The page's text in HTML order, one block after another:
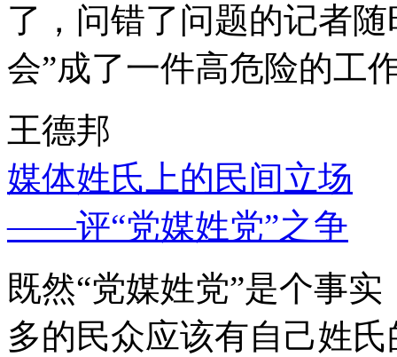
了，问错了问题的记者
会”成了一件高危险的工
王德邦
媒体姓氏上的民间立场
——评“党媒姓党”之争
既然“党媒姓党”是个事
多的民众应该有自己姓